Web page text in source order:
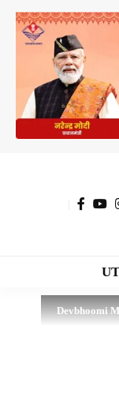
Devbhoomi